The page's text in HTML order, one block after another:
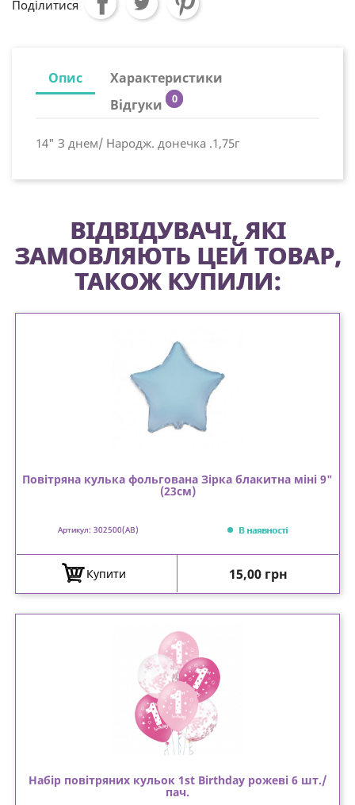
Поділитися
Опис
Характеристики
Відгуки
0
14" З днем/ Народж. донечка .1,75г
ВІДВІДУВАЧІ, ЯКІ
ЗАМОВЛЯЮТЬ ЦЕЙ ТОВАР,
ТАКОЖ КУПИЛИ:
Повітряна кулька фольгована Зірка блакитна міні 9"
(23см)
Артикул: 302500(AB) В наявності
Купити Ціна
15,00 грн
Набір повітряних кульок 1st Birthday рожеві 6 шт./
пач.